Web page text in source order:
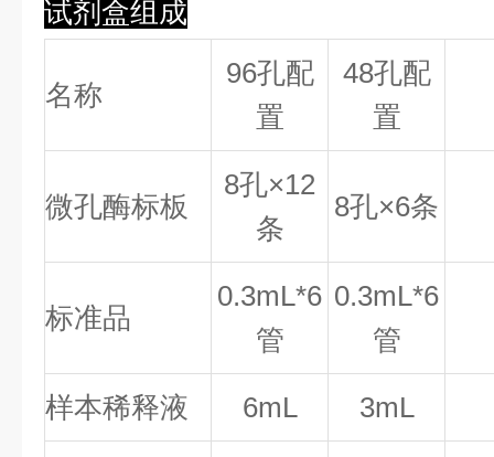
试剂盒组成
名称
96孔配
置
48孔配
置
微孔酶标板
8孔×12
条
8孔×6条
标准品
0.3mL*6
管
0.3mL*6
管
样本稀释液 6mL 3mL